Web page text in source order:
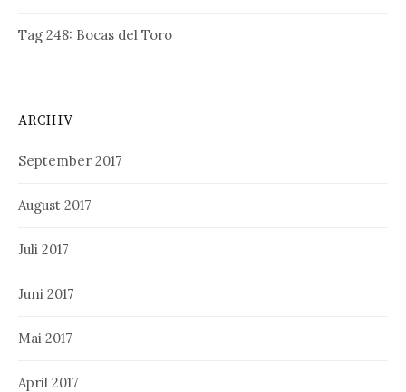
Tag 248: Bocas del Toro
ARCHIV
September 2017
August 2017
Juli 2017
Juni 2017
Mai 2017
April 2017